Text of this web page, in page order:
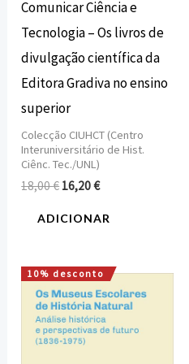
Comunicar Ciência e
Tecnologia – Os livros de
divulgação científica da
Editora Gradiva no ensino
superior
Colecção CIUHCT (Centro
Interuniversitário de Hist.
Ciênc. Tec./UNL)
18,00€ 16,20€
ADICIONAR
10% desconto
O
preço
original
era:
16,00 €.
O
preço
atual
é: